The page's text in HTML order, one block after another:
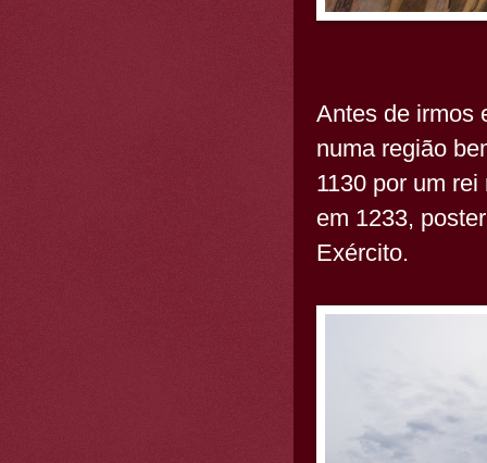
Antes de irmos
numa região
1130 por um
em 1233,
Exército.